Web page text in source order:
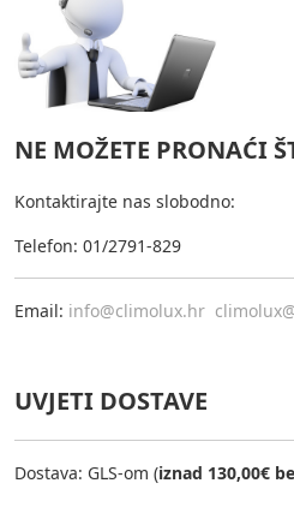
NE MOŽETE PRONAĆI
Kontaktirajte nas slobodno:
Telefon: 01/2791-829
Email: info@climolux.hr
UVJETI DOSTAVE
Dostava: GLS-om (iznad 130,00€